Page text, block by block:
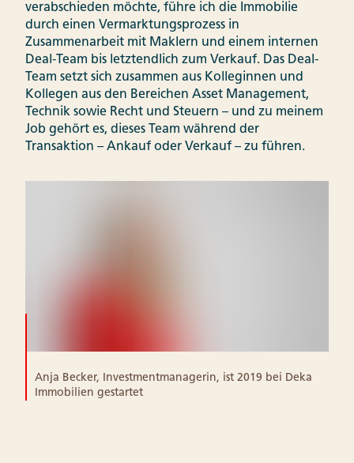
verabschieden möchte, führe ich die Immobilie
durch einen Vermarktungsprozess in
Zusammenarbeit mit Maklern und einem internen
Deal-Team bis letztendlich zum Verkauf. Das Deal-
Team setzt sich zusammen aus Kolleginnen und
Kollegen aus den Bereichen Asset Management,
Technik sowie Recht und Steuern – und zu meinem
Job gehört es, dieses Team während der
Transaktion – Ankauf oder Verkauf – zu führen.
Anja Becker, Investmentmanagerin, ist 2019 bei Deka
Immobilien gestartet